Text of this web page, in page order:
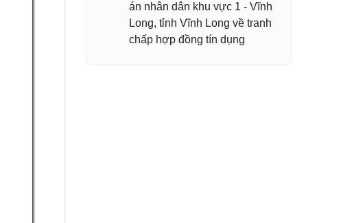
án nhân dân khu vực 1 - Vĩnh
Long, tỉnh Vĩnh Long về tranh
chấp hợp đồng tín dụng